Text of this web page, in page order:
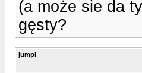
(a może sie da
gęsty?
jumpi